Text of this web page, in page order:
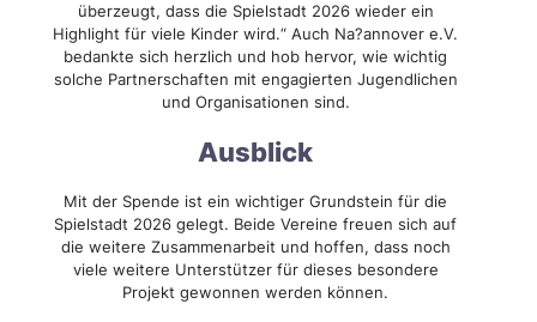
überzeugt, dass die Spielstadt 2026 wieder ein
Highlight für viele Kinder wird.“ Auch Na?annover e.V.
bedankte sich herzlich und hob hervor, wie wichtig
solche Partnerschaften mit engagierten Jugendlichen
und Organisationen sind.
Ausblick
Mit der Spende ist ein wichtiger Grundstein für die
Spielstadt 2026 gelegt. Beide Vereine freuen sich auf
die weitere Zusammenarbeit und hoffen, dass noch
viele weitere Unterstützer für dieses besondere
Projekt gewonnen werden können.